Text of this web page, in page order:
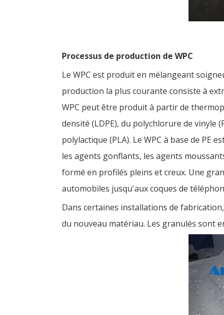
Processus de production de WPC
Le WPC est produit en mélangeant
production la plus courante consiste à
WPC peut être produit à partir de
densité (LDPE), du polychlorure de vinyle
polylactique (PLA). Le WPC à base de PE
les agents gonflants, les agents
formé en profilés pleins et creux. Une
automobiles jusqu'aux coques de
Dans certaines installations de
du nouveau matériau. Les granulés sont